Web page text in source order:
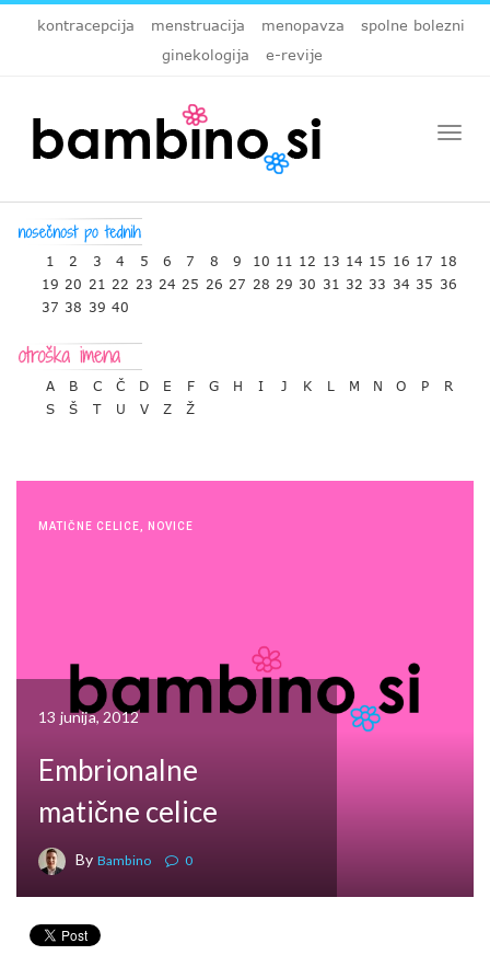
kontracepcija menstruacija menopavza
spolne bolezni
ginekologija
e-revije
1 2 3 4 5 6 7 8 9 10 11 12 13 14 15 16 17 18
19 20 21 22 23 24 25 26 27 28 29 30 31 32 33 34 35 36
37 38 39 40
A B C Č D E F G H I J K L M N O P
R
S
Š T U V Z Ž
MATIČNE CELICE NOVICE
13 junija, 2012
Embrionalne
matične celice
By Bambino 0